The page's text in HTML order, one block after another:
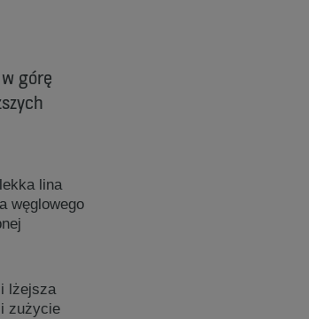
górę
lina
węglowego
lżejsza
zużycie